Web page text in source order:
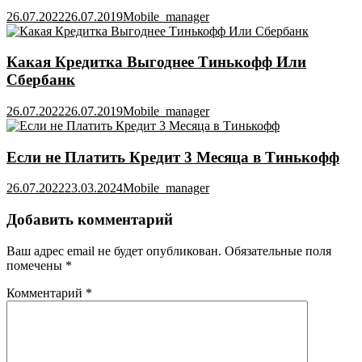
26.07.202226.07.2019Mobile_manager
Какая Кредитка Выгоднее Тинькофф Или
Сбербанк
26.07.202226.07.2019Mobile_manager
Если не Платить Кредит 3 Месяца в Тинькофф
26.07.202223.03.2024Mobile_manager
Добавить комментарий
Ваш адрес email не будет опубликован. Обязательные поля
помечены *
Комментарий *